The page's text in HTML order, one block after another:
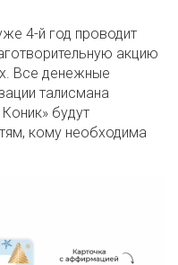
4-й год проводит
акцию
Все денежные
талисмана
будут
кому необходима